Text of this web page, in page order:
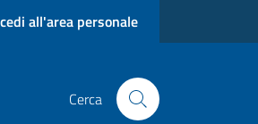
all'area personale
Cerca